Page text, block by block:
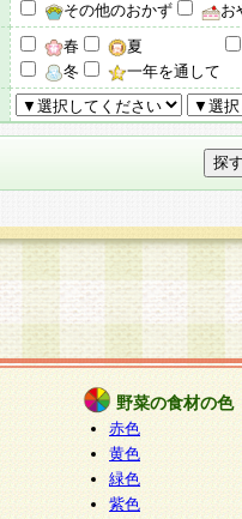
その他のおかず
お
春 夏
冬
一年を通して
野菜の食材の色
赤色
黄色
緑色
紫色